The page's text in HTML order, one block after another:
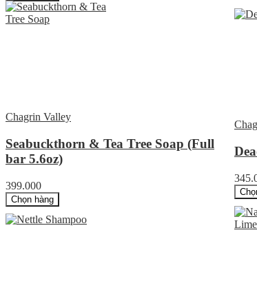
Chagrin Valley
Seabuckthorn & Tea Tree Soap (Full
bar 5.6oz)
399.000
Chọn hàng